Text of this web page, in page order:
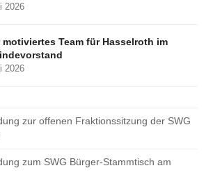
2026
motiviertes Team für Hasselroth im
2026
zur offenen Fraktionssitzung der SWG
zum SWG Bürger-Stammtisch am